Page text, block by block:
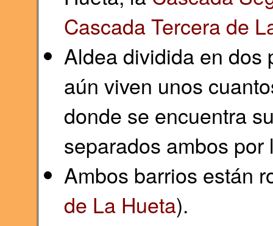
Cascada Tercera de
Aldea dividida en dos
aún viven unos
donde se encuentra
separados ambos por
Ambos barrios están
de La Hueta).